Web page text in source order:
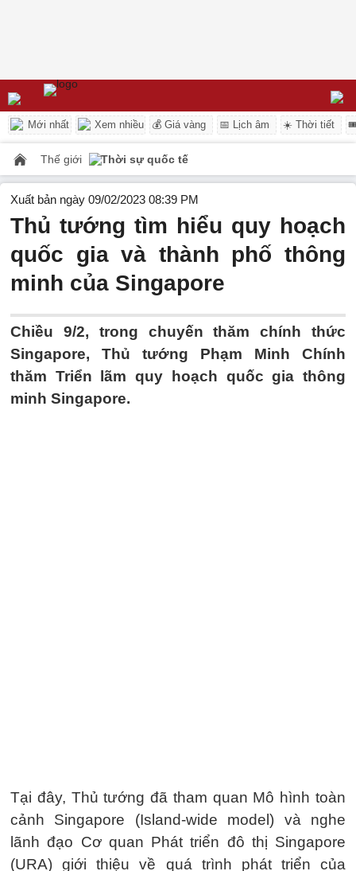
Mới nhất Xem nhiều 💰 Giá vàng 📅 Lịch âm ☀️ Thời tiết
Thế giới Thời sự quốc tế
Xuất bản ngày 09/02/2023 08:39 PM
Thủ tướng tìm hiểu quy hoạch
quốc gia và thành phố thông
minh của Singapore
Chiều 9/2, trong chuyến thăm chính thức
Singapore, Thủ tướng Phạm Minh Chính
thăm Triển lãm quy hoạch quốc gia thông
minh Singapore.
Tại đây, Thủ tướng đã tham quan Mô hình toàn
cảnh Singapore (Island-wide model) và nghe
lãnh đạo Cơ quan Phát triển đô thị Singapore
(URA) giới thiệu về quá trình phát triển của